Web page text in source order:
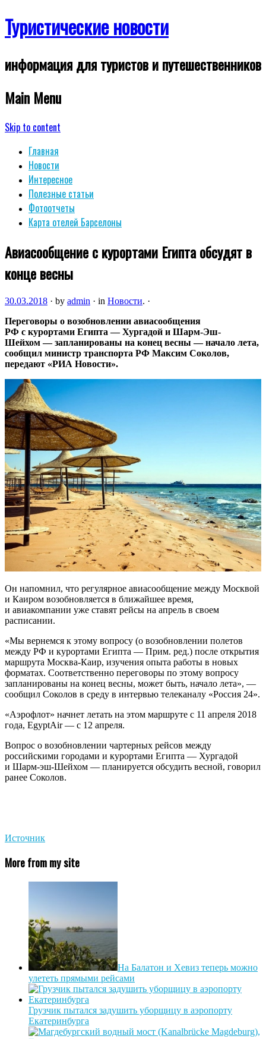
Туристические новости
информация для туристов и путешественников
Main Menu
Skip to content
Главная
Новости
Интересное
Полезные статьи
Фотоотчеты
Карта отелей Барселоны
Авиасообщение с курортами Египта обсудят в
конце весны
30.03.2018 · by admin · in Новости. ·
Переговоры о возобновлении авиасообщения
РФ с курортами Египта — Хургадой и Шарм-Эш-
Шейхом — запланированы на конец весны — начало лета,
сообщил министр транспорта РФ Максим Соколов,
передают «РИА Новости».
Он напомнил, что регулярное авиасообщение между Москвой
и Каиром возобновляется в ближайшее время,
и авиакомпании уже ставят рейсы на апрель в своем
расписании.
«Мы вернемся к этому вопросу (о возобновлении полетов
между РФ и курортами Египта — Прим. ред.) после открытия
маршрута Москва-Каир, изучения опыта работы в новых
форматах. Соответственно переговоры по этому вопросу
запланированы на конец весны, может быть, начало лета», —
сообщил Соколов в среду в интервью телеканалу «Россия 24».
«Аэрофлот» начнет летать на этом маршруте с 11 апреля 2018
года, EgyptAir — с 12 апреля.
Вопрос о возобновлении чартерных рейсов между
российскими городами и курортами Египта — Хургадой
и Шарм-эш-Шейхом — планируется обсудить весной, говорил
ранее Соколов.
Источник
More from my site
На Балатон и Хевиз теперь можно
улететь прямыми рейсами
Грузчик пытался задушить уборщицу в аэропорту
Екатеринбурга